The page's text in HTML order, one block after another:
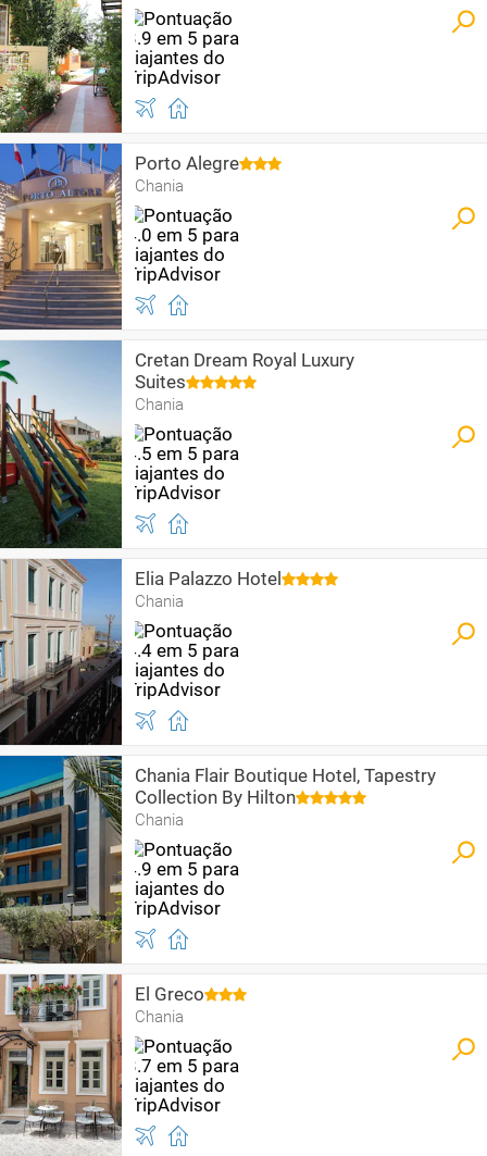
Porto Alegre
Chania
Cretan Dream Royal Luxury
Suites
Chania
Elia Palazzo Hotel
Chania
Chania Flair Boutique Hotel, Tapestry
Collection By Hilton
Chania
El Greco
Chania